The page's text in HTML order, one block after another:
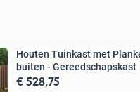
Houten Tuinkast met
buiten - Gereedschapskast
€ 528,75